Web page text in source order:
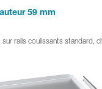
59 mm
sur rails coulissants standard,